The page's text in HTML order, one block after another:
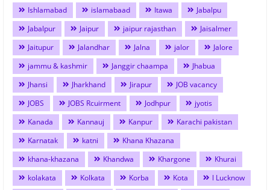
Ishlamabad
islamabaad Itawa
Jabalpu
Jabalpur
Jaipur jaipur rajasthan
Jaisalmer
Jaitupur
Jalandhar Jalna jalor
Jalore
jammu & kashmir
Janggir chaampa
Jhabua
Jhansi
Jharkhand Jirapur
JOB vacancy
JOBS
JOBS Rcuirment Jodhpur
jyotis
Kanada
Kannauj Kanpur
Karachi pakistan
Karnatak
katni
Khana Khazana
khana-khazana
Khandwa Khargone
Khurai
kolakata
Kolkata Korba Kota
l Lucknow